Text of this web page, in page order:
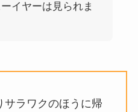
イヤーは見られま
サラワクのほうに帰